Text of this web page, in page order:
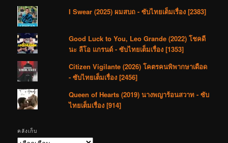
I Swear (2025) ผมสบถ - ซับไทยเต็มเรื่อง [2383]
Good Luck to You, Leo Grande (2022) โชคดี
นะ ลีโอ แกรนด์ - ซับไทยเต็มเรื่อง [1353]
Citizen Vigilante (2026) โคตรคนพิพากษาเดือด
- ซับไทยเต็มเรื่อง [2456]
Queen of Hearts (2019) นางพญาร้อนสวาท - ซับ
ไทยเต็มเรื่อง [914]
คลังเก็บ